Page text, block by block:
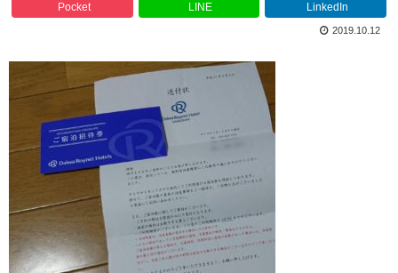
Pocket LINE LinkedIn
2019.10.12